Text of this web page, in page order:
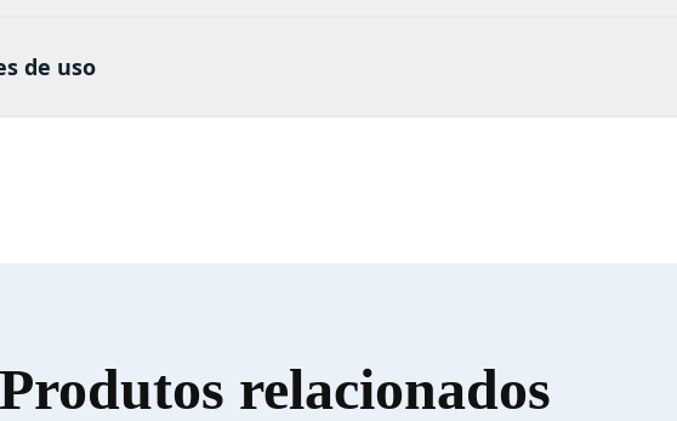
de uso
Produtos relacionados